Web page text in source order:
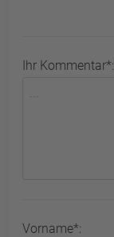
Ihr Kommentar*:
Vorname*: